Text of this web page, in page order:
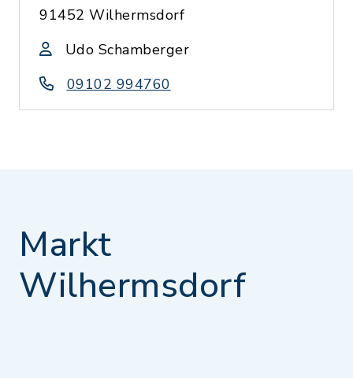
91452 Wilhermsdorf
Udo Schamberger
09102 994760
Markt
Wilhermsdorf